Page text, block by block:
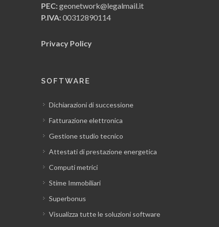
PEC:geonetwork@legalmail.it
P.IVA:00312890114
Privacy Policy
SOFTWARE
Dichiarazioni di successione
Fatturazione elettronica
Gestione studio tecnico
Attestati di prestazione energetica
Computi metrici
Stime Immobiliari
Superbonus
Visualizza tutte le soluzioni software